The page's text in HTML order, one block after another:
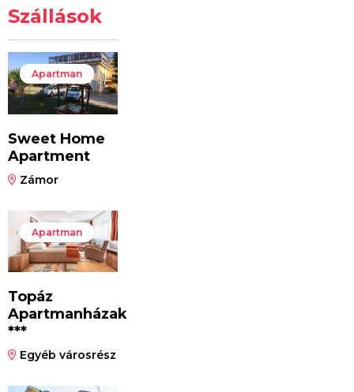
Szállások
Apartman
Sweet Home
Apartment
Zámor
Apartman
Topáz
Apartmanházak
***
Egyéb városrész